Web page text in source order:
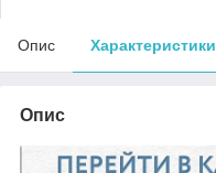
Опис Характеристики
Опис